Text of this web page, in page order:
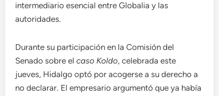
intermediario esencial entre Globalia y las
autoridades.
Durante su participación en la Comisión del
Senado sobre elcaso Koldo, celebrada este
jueves, Hidalgo optó por acogerse a su derecho a
no declarar. El empresario argumentó que ya había